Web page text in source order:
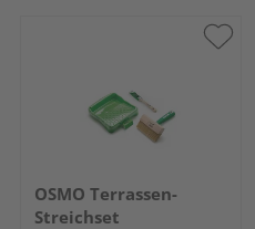
OSMO Terrassen-
Streichset